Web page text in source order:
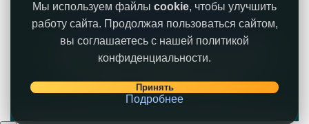
Лицензия на осуществление
образовательной деятельности № Л935-
01244-36/00669249 от 09.08.2023
Свидетельство на товарный знак № 750120
эстетика. Все права защищены.
Мы используем файлы cookie, чтобы улучшить
работу сайта. Продолжая пользоваться сайтом,
вы соглашаетесь с нашей политикой
конфиденциальности.
Принять
Подробнее